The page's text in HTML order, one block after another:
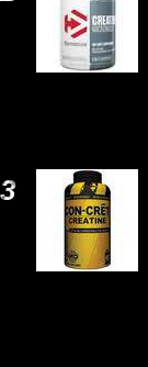
3